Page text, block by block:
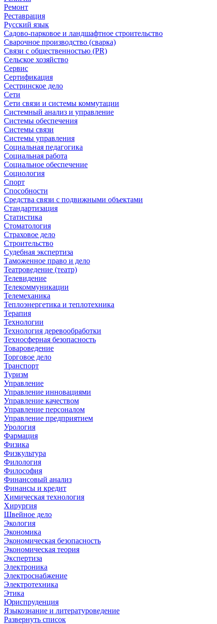
Ремонт
Реставрация
Русский язык
Садово-парковое и ландшафтное строительство
Сварочное производство (сварка)
Связи с общественностью (PR)
Сельское хозяйство
Сервис
Сертификация
Сестринское дело
Сети
Сети связи и системы коммутации
Системный анализ и управление
Системы обеспечения
Системы связи
Системы управления
Социальная педагогика
Социальная работа
Социальное обеспечение
Социология
Спорт
Способности
Средства связи с подвижными объектами
Стандартизация
Статистика
Стоматология
Страховое дело
Строительство
Судебная экспертиза
Таможенное право и дело
Театроведение (театр)
Телевидение
Телекоммуникации
Телемеханика
Теплоэнергетика и теплотехника
Терапия
Технологии
Технология деревообработки
Техносферная безопасность
Товароведение
Торговое дело
Транспорт
Туризм
Управление
Управление инновациями
Управление качеством
Управление персоналом
Управление предприятием
Урология
Фармация
Физика
Физкультура
Филология
Философия
Финансовый анализ
Финансы и кредит
Химическая технология
Хирургия
Швейное дело
Экология
Экономика
Экономическая безопасность
Экономическая теория
Экспертиза
Электроника
Электроснабжение
Электротехника
Этика
Юриспруденция
Языкознание и литературоведение
Развернуть список